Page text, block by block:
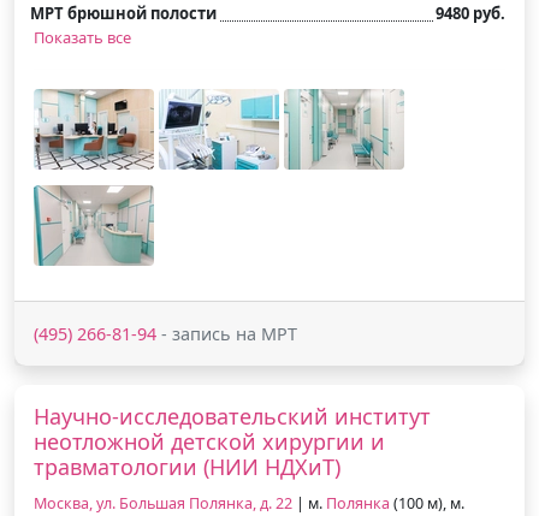
МРТ брюшной полости
9480 руб.
Показать все
(495) 266-81-94 - запись на МРТ
Научно-исследовательский институт
неотложной детской хирургии и
травматологии (НИИ НДХиТ)
Москва, ул. Большая Полянка, д. 22 | м. Полянка (100 м), м.